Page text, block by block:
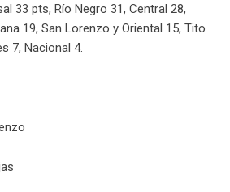
33 pts, Río Negro 31, Central 28,
19, San Lorenzo y Oriental 15, Tito
7, Nacional 4.